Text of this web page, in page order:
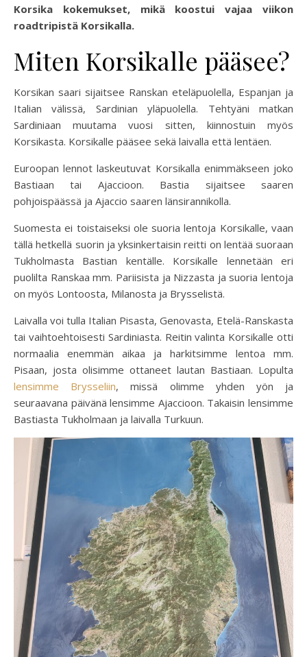
Korsika kokemukset, mikä koostui vajaa viikon
roadtripistä Korsikalla.
Miten Korsikalle pääsee?
Korsikan saari sijaitsee Ranskan eteläpuolella, Espanjan ja
Italian välissä, Sardinian yläpuolella. Tehtyäni matkan
Sardiniaan muutama vuosi sitten, kiinnostuin myös
Korsikasta. Korsikalle pääsee sekä laivalla että lentäen.
Euroopan lennot laskeutuvat Korsikalla enimmäkseen joko
Bastiaan tai Ajaccioon. Bastia sijaitsee saaren
pohjoispäässä ja Ajaccio saaren länsirannikolla.
Suomesta ei toistaiseksi ole suoria lentoja Korsikalle, vaan
tällä hetkellä suorin ja yksinkertaisin reitti on lentää suoraan
Tukholmasta Bastian kentälle. Korsikalle lennetään eri
puolilta Ranskaa mm. Pariisista ja Nizzasta ja suoria lentoja
on myös Lontoosta, Milanosta ja Brysselistä.
Laivalla voi tulla Italian Pisasta, Genovasta, Etelä-Ranskasta
tai vaihtoehtoisesti Sardiniasta. Reitin valinta Korsikalle otti
normaalia enemmän aikaa ja harkitsimme lentoa mm.
Pisaan, josta olisimme ottaneet lautan Bastiaan. Lopulta
lensimme Brysseliin, missä olimme yhden yön ja
seuraavana päivänä lensimme Ajaccioon. Takaisin lensimme
Bastiasta Tukholmaan ja laivalla Turkuun.